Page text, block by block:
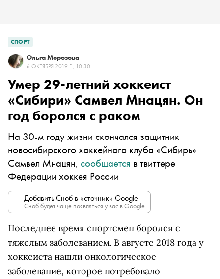
СПОРТ
Ольга Морозова
6 ОКТЯБРЯ 2019 Г., 10:30
Умер 29-летний хоккеист
«Сибири» Самвел Мнацян. Он
год боролся с раком
На 30-м году жизни скончался защитник
новосибирского хоккейного клуба «Сибирь»
Самвел Мнацян, сообщается в твиттере
Федерации хоккея России
Добавить Сноб в источники Google
Сноб будет чаще появляться у вас в Google.
Последнее время спортсмен боролся с
тяжелым заболеванием. В августе 2018 года у
хоккеиста нашли онкологическое
заболевание, которое потребовало